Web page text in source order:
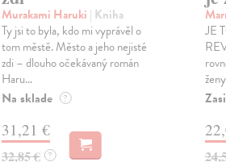
Murakami Haruki | Kniha
Ty jsi to byla, kdo mi vyprávěl o
tom městě. Město a jeho nejisté
zdi – dlouho očekávaný román
Haru...
Na sklade ?
31,21 €
32,85 € ?
JE